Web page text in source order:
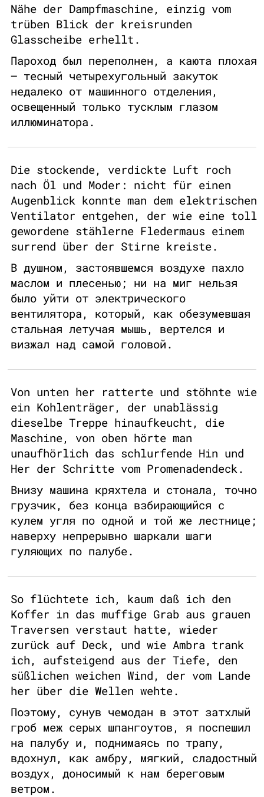
Nähe der Dampfmaschine, einzig vom
trüben Blick der kreisrunden
Glasscheibe erhellt.
Пароход был переполнен, а каюта плохая
— тесный четырехугольный закуток
недалеко от машинного отделения,
освещенный только тусклым глазом
иллюминатора.
Die stockende, verdickte Luft roch
nach Öl und Moder: nicht für einen
Augenblick konnte man dem elektrischen
Ventilator entgehen, der wie eine toll
gewordene stählerne Fledermaus einem
surrend über der Stirne kreiste.
В душном, застоявшемся воздухе пахло
маслом и плесенью; ни на миг нельзя
было уйти от электрического
вентилятора, который, как обезумевшая
стальная летучая мышь, вертелся и
визжал над самой головой.
Von unten her ratterte und stöhnte wie
ein Kohlenträger, der unablässig
dieselbe Treppe hinaufkeucht, die
Maschine, von oben hörte man
unaufhörlich das schlurfende Hin und
Her der Schritte vom Promenadendeck.
Внизу машина кряхтела и стонала, точно
грузчик, без конца взбирающийся с
кулем угля по одной и той же лестнице;
наверху непрерывно шаркали шаги
гуляющих по палубе.
So flüchtete ich, kaum daß ich den
Koffer in das muffige Grab aus grauen
Traversen verstaut hatte, wieder
zurück auf Deck, und wie Ambra trank
ich, aufsteigend aus der Tiefe, den
süßlichen weichen Wind, der vom Lande
her über die Wellen wehte.
Поэтому, сунув чемодан в этот затхлый
гроб меж серых шпангоутов, я поспешил
на палубу и, поднимаясь по трапу,
вдохнул, как амбру, мягкий, сладостный
воздух, доносимый к нам береговым
ветром.